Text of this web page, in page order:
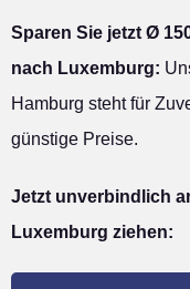
Sparen Sie jetzt Ø
nach Luxemburg:
Hamburg steht für
günstige Preise.
Jetzt unverbindlich
Luxemburg ziehen: